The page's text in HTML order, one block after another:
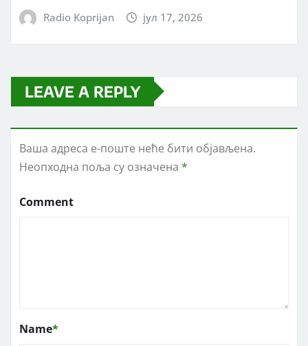
Radio Koprijan јул 17, 2026
LEAVE A REPLY
Ваша адреса е-поште неће бити објављена.
Неопходна поља су означена *
Comment
Name*